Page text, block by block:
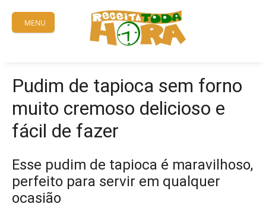
content
MENU
Pudim de tapioca sem forno
muito cremoso delicioso e
fácil de fazer
Esse pudim de tapioca é maravilhoso,
perfeito para servir em qualquer
ocasião